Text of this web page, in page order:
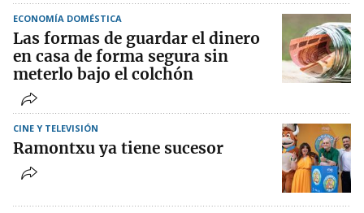
ECONOMÍA DOMÉSTICA
Las formas de guardar el dinero
en casa de forma segura sin
meterlo bajo el colchón
CINE Y TELEVISIÓN
Ramontxu ya tiene sucesor